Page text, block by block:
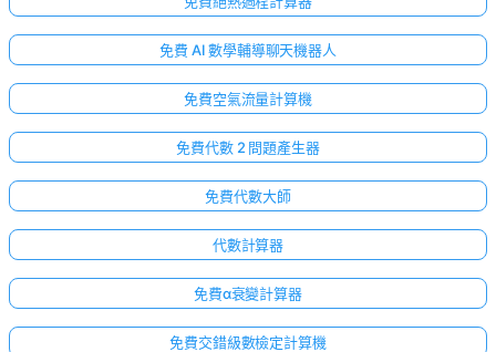
免費 AI 數學輔導聊天機器人
免費空氣流量計算機
免費代數 2 問題產生器
免費代數大師
代數計算器
免費α衰變計算器
免費交錯級數檢定計算機